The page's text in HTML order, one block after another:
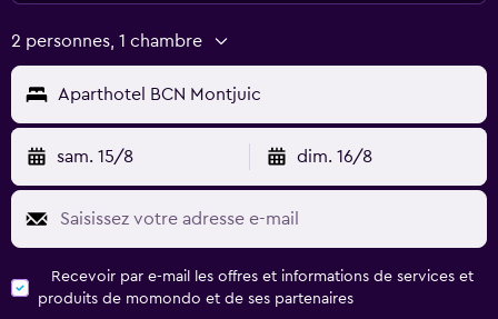
2 personnes, 1 chambre
Aparthotel BCN Montjuic
sam. 15/8 dim. 16/8
Recevoir par e-mail les offres et informations de services et
produits de momondo et de ses partenaires